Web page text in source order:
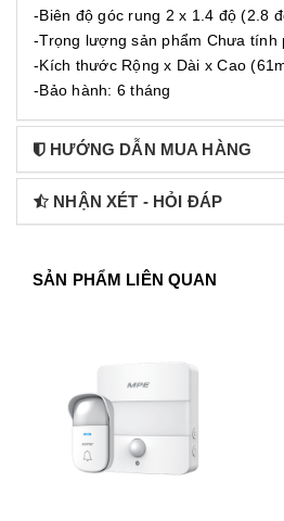
-Biên độ góc rung 2 x 1.4 độ (2.8
-Trọng lượng sản phẩm Chưa tính
-Kích thước Rộng x Dài x Cao
-Bảo hành: 6 tháng
HƯỚNG DẪN MUA HÀNG
NHẬN XÉT - HỎI ĐÁP
SẢN PHẨM LIÊN QUAN